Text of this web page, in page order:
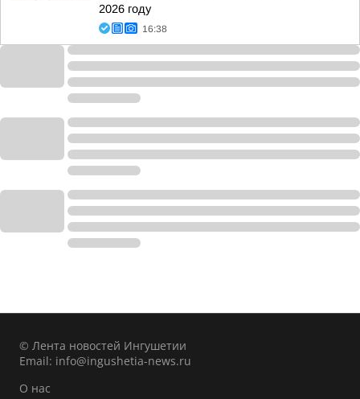
2026 году
16:38
© Лента новостей Ингушетии
Email: info@ingushetia-news.ru
О нас